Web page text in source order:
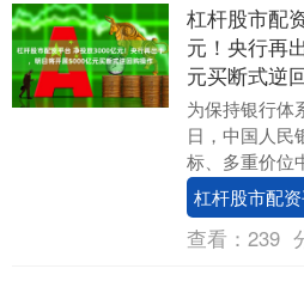
杠杆股市配
元！央行再
元买断式逆
为保持银行体
日，中国人民
标、多重价位
式逆回购操作
个....
杠杆股市配
查看： 239